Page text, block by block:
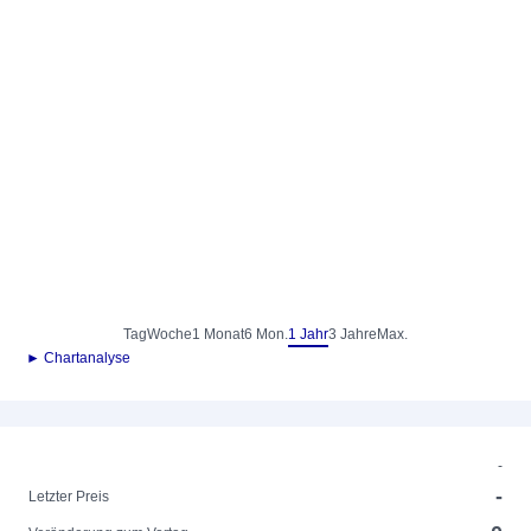
TagWoche1 Monat6 Mon.1 Jahr3 Jahre Max.
► Chartanalyse
-
Letzter Preis
-